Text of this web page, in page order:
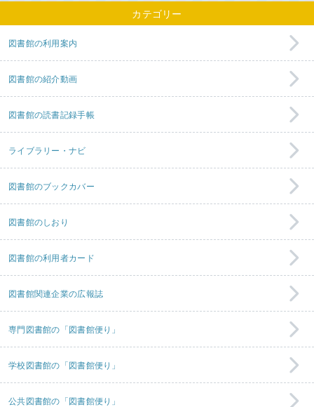
カテゴリー
図書館の利用案内
図書館の紹介動画
図書館の読書記録手帳
ライブラリー・ナビ
図書館のブックカバー
図書館のしおり
図書館の利用者カード
図書館関連企業の広報誌
専門図書館の「図書館便り」
学校図書館の「図書館便り」
公共図書館の「図書館便り」